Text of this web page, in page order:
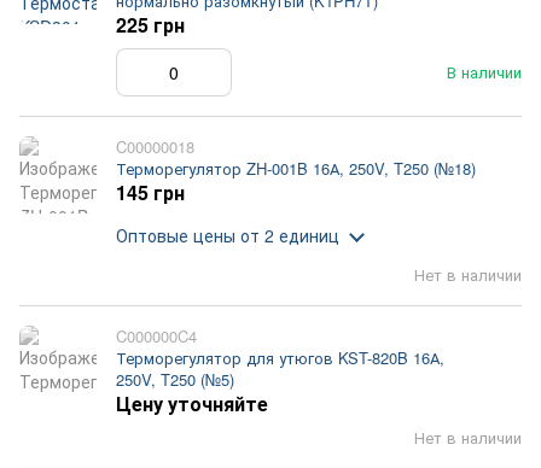
В наличии
225 грн
C00000018
Терморегулятор ZH-001B 16А, 250V, T250 (№18)
Нет в наличии
145 грн
Оптовые цены от 2 единиц
C000000C4
Терморегулятор для утюгов KST-820B 16А,
250V, T250 (№5)
Нет в наличии
Цену уточняйте